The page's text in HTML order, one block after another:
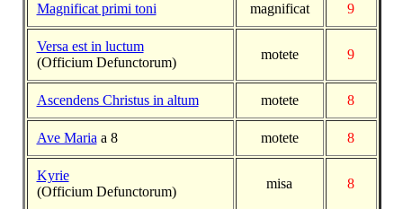
Magnificat primi toni magnificat 9
Versa est in luctum
(Officium Defunctorum)
motete 9
Ascendens Christus in altum motete 8
Ave Maria a 8 motete 8
Kyrie
(Officium Defunctorum)
misa 8